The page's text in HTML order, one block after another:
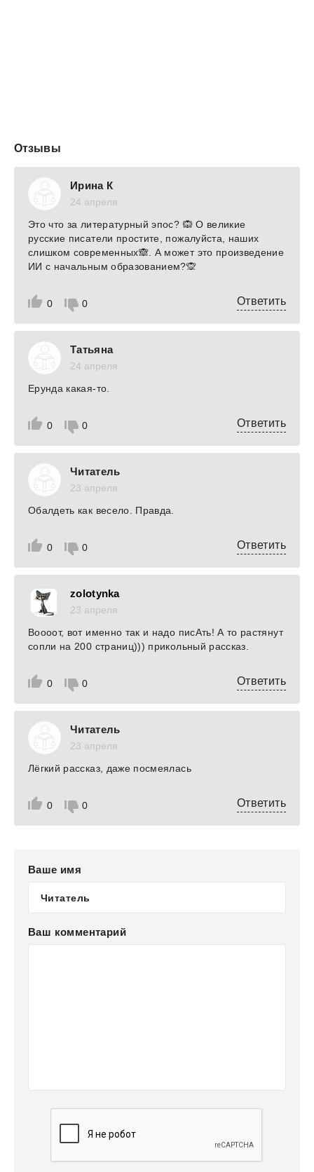
Отзывы
Ирина К
24 апреля
0 0
Это что за литературный эпос? 🙉 О великие
русские писатели простите, пожалуйста, наших
слишком современных🙈. А может это произведение
ИИ с начальным образованием?🙊
Ответить
Татьяна
24 апреля
0 0
Ерунда какая-то.
Ответить
Читатель
23 апреля
0 0
Обалдеть как весело. Правда.
Ответить
zolotynka
23 апреля
0 0
Воооот, вот именно так и надо писАть! А то растянут
сопли на 200 страниц))) прикольный рассказ.
Ответить
Читатель
23 апреля
0 0
Лёгкий рассказ, даже посмеялась
Ответить
Ваше имя
Ваш комментарий